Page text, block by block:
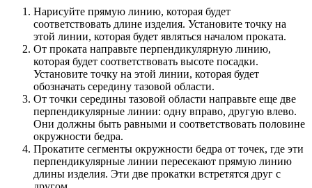
Нарисуйте прямую линию, которая будет
соответствовать длине изделия. Установите точку на
этой линии, которая будет являться началом проката.
От проката направьте перпендикулярную линию,
которая будет соответствовать высоте посадки.
Установите точку на этой линии, которая будет
обозначать середину тазовой области.
От точки середины тазовой области направьте еще две
перпендикулярные линии: одну вправо, другую влево.
Они должны быть равными и соответствовать половине
окружности бедра.
Прокатите сегменты окружности бедра от точек, где эти
перпендикулярные линии пересекают прямую линию
длины изделия. Эти две прокатки встретятся друг с